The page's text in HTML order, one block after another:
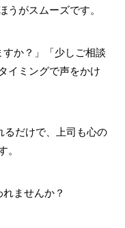
うがスムーズです。
か？」「少しご相談
イミングで声をかけ
るだけで、上司も心の
。
ませんか？